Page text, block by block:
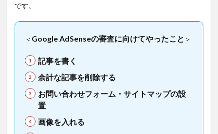
です。
＜ Google AdSenseの審査に向けてやったこと ＞
記事を書く
余計な記事を削除する
お問い合わせフォーム・サイトマップの設
置
画像を入れる